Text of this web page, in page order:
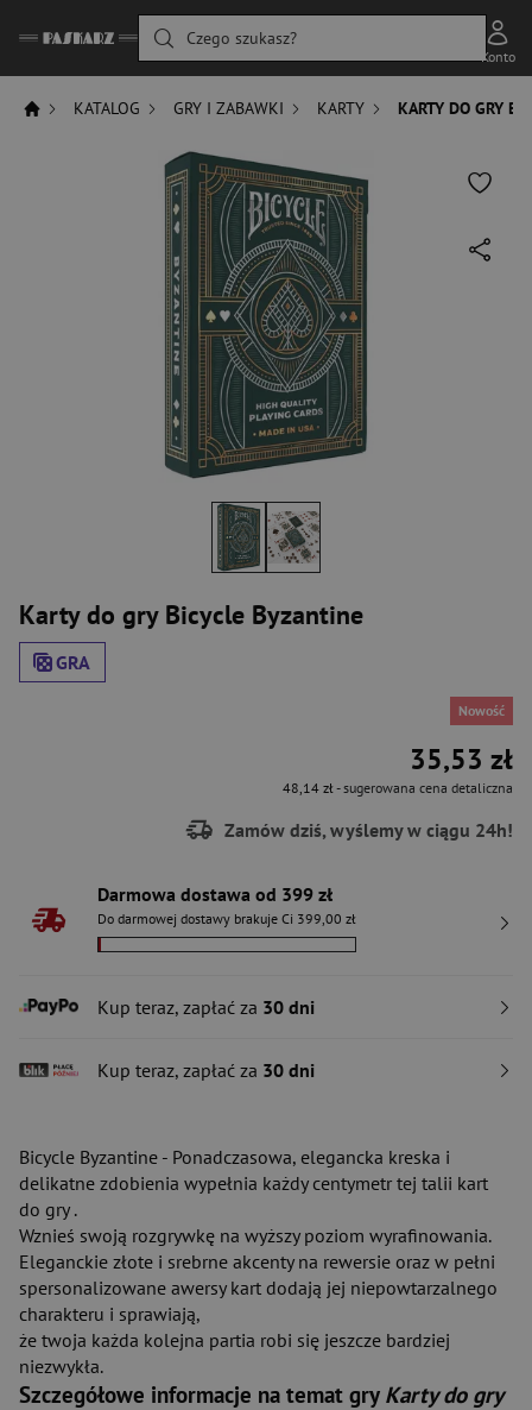
Czego szukasz?
Konto
KATALOG GRY I ZABAWKI KARTY KARTY DO GRY
Karty do gry Bicycle Byzantine
GRA
Nowość
35,53 zł
48,14 zł- sugerowana cena detaliczna
Zamów dziś, wyślemy w ciągu 24h!
Darmowa dostawa od 399 zł
Do darmowej dostawy brakuje Ci 399,00 zł
Kup teraz, zapłać za 30 dni
Kup teraz, zapłać za 30 dni
Bicycle Byzantine - Ponadczasowa, elegancka kreska i
delikatne zdobienia wypełnia każdy centymetr tej talii kart
do gry .
Wznieś swoją rozgrywkę na wyższy poziom wyrafinowania.
Eleganckie złote i srebrne akcenty na rewersie oraz w pełni
spersonalizowane awersy kart dodają jej niepowtarzalnego
charakteru i sprawiają,
że twoja każda kolejna partia robi się jeszcze bardziej
niezwykła.
Szczegółowe informacje na temat gry Karty do gry